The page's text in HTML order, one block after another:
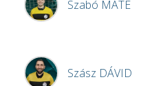
Szabó MÁTÉ
Szász DÁVID